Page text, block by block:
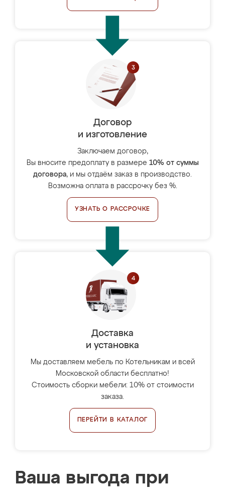
Договор
и изготовление
Заключаем договор,
Вы вносите предоплату в размере 10% от суммы
договора, и мы отдаём заказ в производство.
Возможна оплата в рассрочку без %.
УЗНАТЬ О РАССРОЧКЕ
Доставка
и установка
Мы доставляем мебель по Котельникам и всей
Московской области бесплатно!
Стоимость сборки мебели: 10% от стоимости
заказа.
ПЕРЕЙТИ В КАТАЛОГ
Ваша выгода при